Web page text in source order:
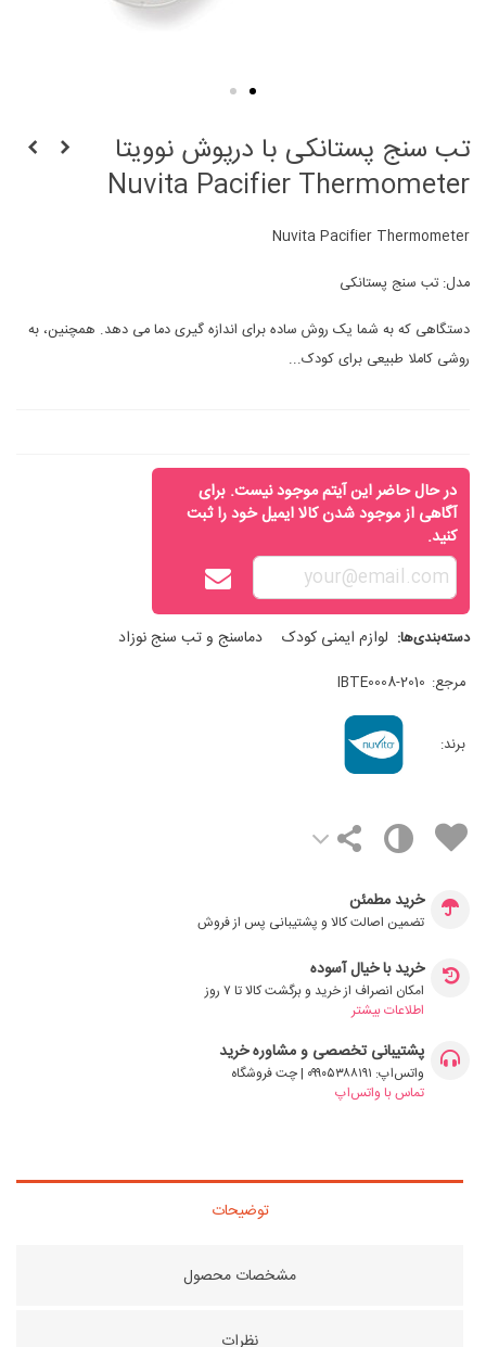
تب سنج پستانکی با درپوش نوویتا
Nuvita Pacifier Thermometer
Nuvita Pacifier Thermometer
مدل: تب سنج پستانکی
دستگاهی که به شما یک روش ساده برای اندازه گیری دما می دهد. همچنین، به
روشی کاملا طبیعی برای کودک...
در حال حاضر این آیتم موجود نیست. برای
آگاهی از موجود شدن کالا ایمیل خود را ثبت
کنید.
دسته‌بندی‌ها: لوازم ایمنی کودک دماسنج و تب سنج نوزاد
مرجع: IBTE0008-2010
برند:
خرید مطمئن
تضمین اصالت کالا و پشتیبانی پس از فروش
خرید با خیال آسوده
امکان انصراف از خرید و برگشت کالا تا ۷ روز
اطلاعات بیشتر
پشتیبانی تخصصی و مشاوره خرید
واتس‌اپ: ۰۹۹۰۵۳۸۸۱۹۱ | چت فروشگاه
تماس با واتس‌اپ
توضیحات
مشخصات محصول
نظرات